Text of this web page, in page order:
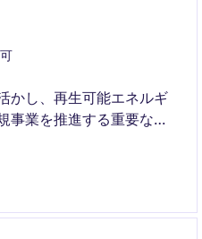
かし、再生可能エネルギ
事業を推進する重要な役
に持続可能なエネルギー
。